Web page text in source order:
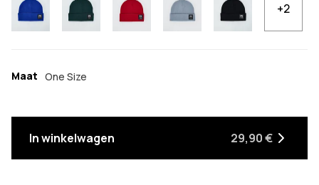
+2
Maat One Size
In winkelwagen 29,90 €